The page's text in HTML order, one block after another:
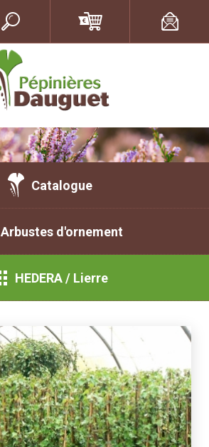
Catalogue
Arbustes d'ornement
HEDERA / Lierre